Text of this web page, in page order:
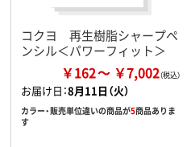
コクヨ 再生樹脂シャープペ
ンシル＜パワーフィット＞
￥162 ￥7,002
お届け日：8月11日（火）
カラー・販売単位違いの商品が5商品ありま
す